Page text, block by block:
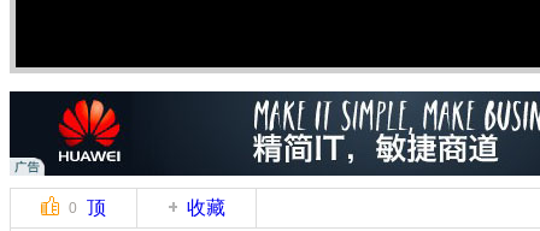
0 顶 收藏